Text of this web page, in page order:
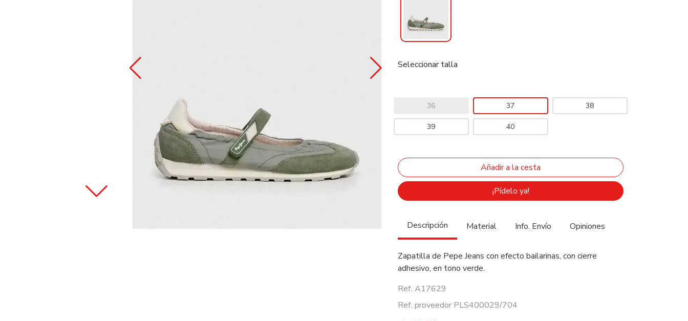
Seleccionar talla
36 37 38
39 40
¡Pídelo ya!
Descripción Material Info. Envío Opiniones
Zapatilla de Pepe Jeans con efecto bailarinas, con cierre
adhesivo, en tono verde.
Ref. A17629
Ref. proveedor PLS400029/704